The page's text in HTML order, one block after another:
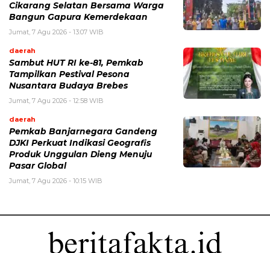
Cikarang Selatan Bersama Warga
Bangun Gapura Kemerdekaan
Jumat, 7 Agu 2026 - 13:07 WIB
daerah
Sambut HUT RI ke-81, Pemkab
Tampilkan Pestival Pesona
Nusantara Budaya Brebes
Jumat, 7 Agu 2026 - 12:58 WIB
daerah
Pemkab Banjarnegara Gandeng
DJKI Perkuat Indikasi Geografis
Produk Unggulan Dieng Menuju
Pasar Global
Jumat, 7 Agu 2026 - 10:15 WIB